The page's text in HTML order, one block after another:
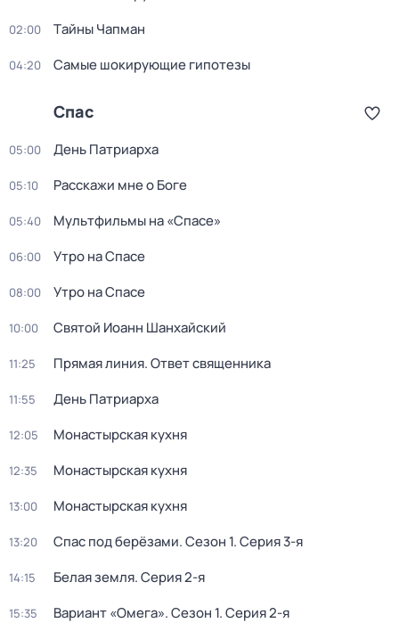
02:00 Тaйны Чапман
04:20 Самые шoкиpующие гипотезы
Спас
05:00 День Патриарха
05:10 Расскажи мне о Боге
05:40 Мультфильмы на «Спасе»
06:00 Утро на Спасе
08:00 Утро на Спасе
10:00 Святой Иоанн Шанхайский
11:25 Прямая линия. Ответ священника
11:55 День Патриарха
12:05 Монастырская кухня
12:35 Монастырская кухня
13:00 Монастырская кухня
13:20 Спас под берёзами. Сезон 1. Серия 3-я
14:15 Белая земля. Серия 2-я
15:35 Вариант «Омега». Сезон 1. Серия 2-я